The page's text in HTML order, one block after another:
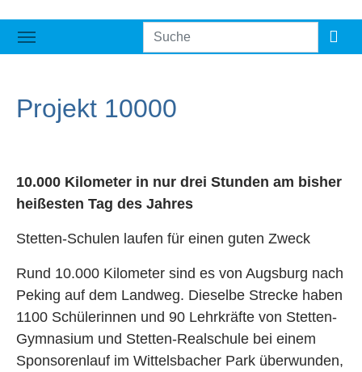
Projekt 10000
10.000 Kilometer in nur drei Stunden am bisher
heißesten Tag des Jahres
Stetten-Schulen laufen für einen guten Zweck
Rund 10.000 Kilometer sind es von Augsburg nach
Peking auf dem Landweg. Dieselbe Strecke haben
1100 Schülerinnen und 90 Lehrkräfte von Stetten-
Gymnasium und Stetten-Realschule bei einem
Sponsorenlauf im Wittelsbacher Park überwunden,